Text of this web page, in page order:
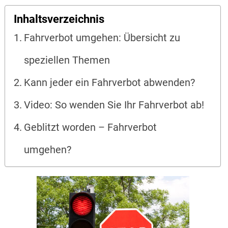
Inhaltsverzeichnis
Fahrverbot umgehen: Übersicht zu
speziellen Themen
Kann jeder ein Fahrverbot abwenden?
Video: So wenden Sie Ihr Fahrverbot ab!
Geblitzt worden – Fahrverbot
umgehen?